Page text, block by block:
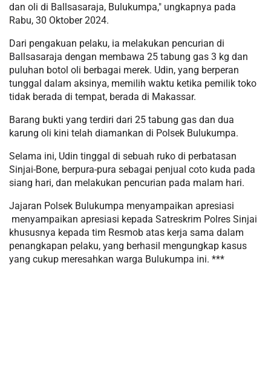
dan oli di Ballsasaraja, Bulukumpa," ungkapnya pada
Rabu, 30 Oktober 2024.
Dari pengakuan pelaku, ia melakukan pencurian di
Ballsasaraja dengan membawa 25 tabung gas 3 kg dan
puluhan botol oli berbagai merek. Udin, yang berperan
tunggal dalam aksinya, memilih waktu ketika pemilik toko
tidak berada di tempat, berada di Makassar.
Barang bukti yang terdiri dari 25 tabung gas dan dua
karung oli kini telah diamankan di Polsek Bulukumpa.
Selama ini, Udin tinggal di sebuah ruko di perbatasan
Sinjai-Bone, berpura-pura sebagai penjual coto kuda pada
siang hari, dan melakukan pencurian pada malam hari.
Jajaran Polsek Bulukumpa menyampaikan apresiasi
menyampaikan apresiasi kepada Satreskrim Polres Sinjai
khususnya kepada tim Resmob atas kerja sama dalam
penangkapan pelaku, yang berhasil mengungkap kasus
yang cukup meresahkan warga Bulukumpa ini. ***